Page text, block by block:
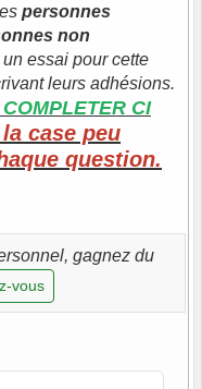
personnes
non
essai pour cette
leurs adhésions.
CI
case peu
question.
gagnez du
vous